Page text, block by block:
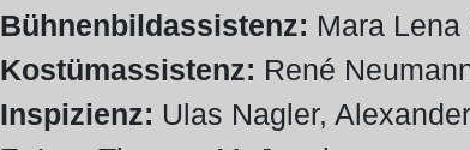
Bühnenbildassistenz: Mara
Kostümassistenz: René
Inspizienz: Ulas Nagler,